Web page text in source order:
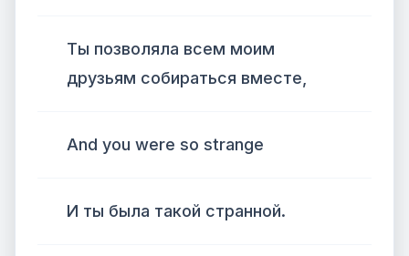
Ты позволяла всем моим
друзьям собираться вместе,
And you were so strange
И ты была такой странной.